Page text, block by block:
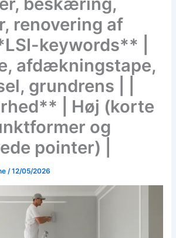
renovering af
keywords** |
afdækningstape,
grundrens | |
| Høj (korte
og
pointer) |
/12/05/2026